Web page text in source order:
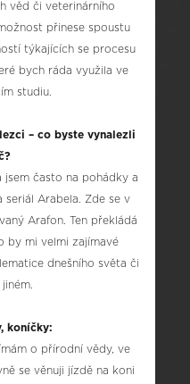
věd či veterinárního
přinese spoustu
týkajících se procesu
bych ráda využila ve
studiu.
– co byste vynalezli
jsem často na pohádky a
Arabela. Zde se v
Arafon. Ten překládá
by mi velmi zajímavé
dnešního světa či
koníčky:
o přírodní vědy, ve
se věnuji jízdě na koni